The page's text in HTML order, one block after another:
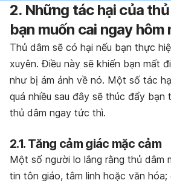
2. Những tác hại của
bạn muốn cai ngay hôm
Thủ dâm sẽ có hại nếu bạn thực
xuyên. Điều này sẽ khiến bạn mất
như bị ám ảnh về nó. Một số tác
quá nhiều sau đây sẽ thúc đẩy bạn
thủ dâm ngay tức thì.
2.1. Tăng cảm giác mặc cảm
Một số người lo lắng rằng thủ dâm
tin tôn giáo, tâm linh hoặc văn